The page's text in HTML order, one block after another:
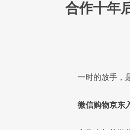
合作十年
一时的放手，
微信购物京东